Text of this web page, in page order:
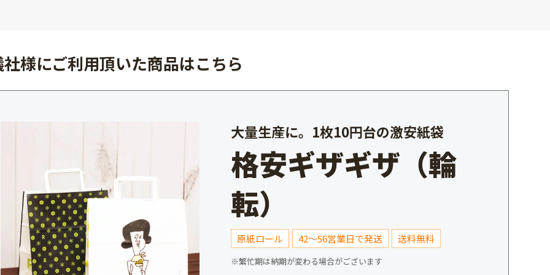
様にご利用頂いた商品はこちら
大量生産に。1枚10円台の激安紙袋
格安ギザギザ（輪
転）
原紙ロール 42〜56営業日で発送 送料無料
※繁忙期は納期が変わる場合がございます